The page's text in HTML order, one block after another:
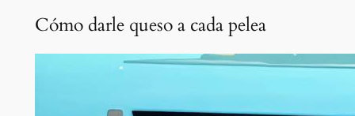
Cómo darle queso a cada pelea